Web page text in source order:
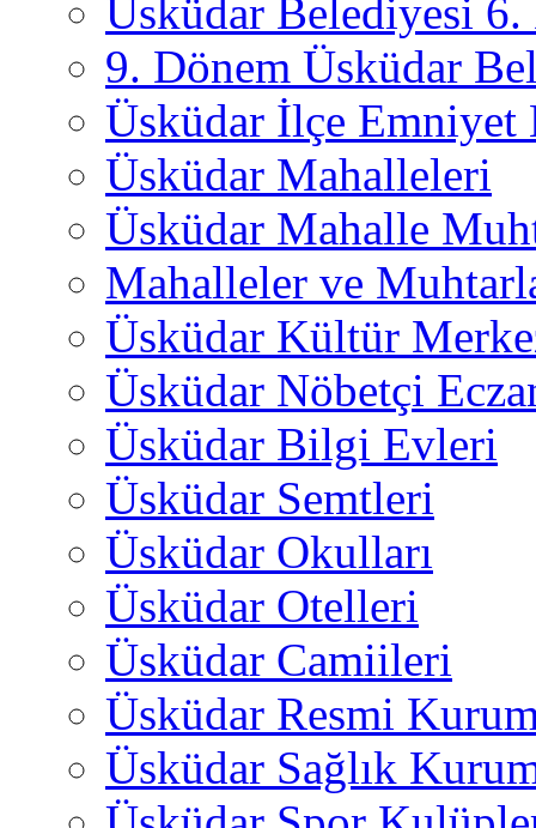
Üsküdar Belediyesi 6.
9. Dönem Üsküdar
Üsküdar İlçe
Üsküdar Mahalleleri
Üsküdar Mahalle
Mahalleler ve
Üsküdar Kültür
Üsküdar Nöbetçi
Üsküdar Bilgi Evleri
Üsküdar Semtleri
Üsküdar Okulları
Üsküdar Otelleri
Üsküdar Camiileri
Üsküdar Resmi
Üsküdar Sağlık